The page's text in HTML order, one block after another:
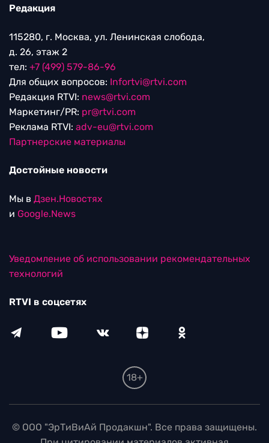
Редакция
115280, г. Москва, ул. Ленинская слобода,
д. 26, этаж 2
тел: +7 (499) 579-86-96
Для общих вопросов: Infortvi@rtvi.com
Редакция RTVI: news@rtvi.com
Маркетинг/PR: pr@rtvi.com
Реклама RTVI: adv-eu@rtvi.com
Партнерские материалы
Достойные новости
Мы в Дзен.Новостях
и Google.News
Уведомление об использовании рекомендательных
технологий
RTVI в соцсетях
18+
© ООО "ЭрТиВиАй Продакшн". Все права защищены.